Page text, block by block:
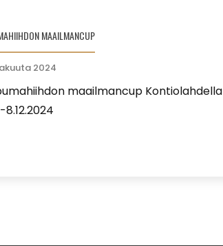
MAAILMANCUP
2024
maailmancup Kontiolahdella
8.12.2024